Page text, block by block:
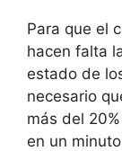
Para que el
hacen falta
estado de
necesario
más del
en un